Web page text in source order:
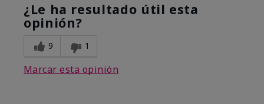
¿Le ha resultado útil esta
opinión?
9 1
Marcar esta opinión